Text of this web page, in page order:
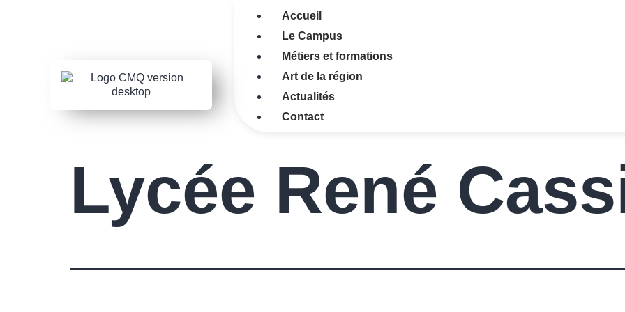
Accueil
Le Campus
Métiers et formations
Art de la région
Actualités
Contact
Lycée René